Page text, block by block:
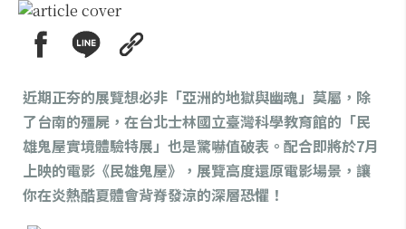
近期正夯的展覽想必非「亞洲的地獄與幽魂」莫屬，除
了台南的殭屍，在台北士林國立臺灣科學教育館的「民
雄鬼屋實境體驗特展」也是驚嚇值破表。配合即將於7月
上映的電影《民雄鬼屋》，展覽高度還原電影場景，讓
你在炎熱酷夏體會背脊發涼的深層恐懼！